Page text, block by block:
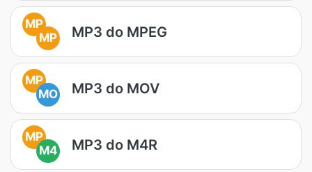
MP
MP
MP3 do MPEG
MP
MO
MP3 do MOV
MP
M4
MP3 do M4R